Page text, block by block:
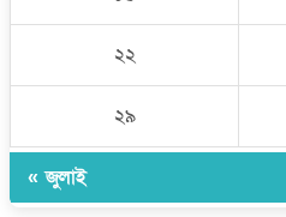
২২
২৯
« জুলাই